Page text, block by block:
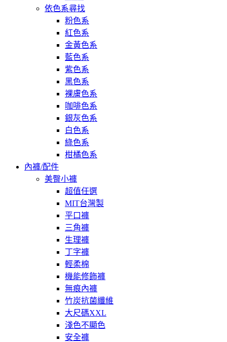
依色系尋找
粉色系
紅色系
金黃色系
藍色系
紫色系
黑色系
裸膚色系
咖啡色系
銀灰色系
白色系
綠色系
柑橘色系
內褲/配件
美臀小褲
超值任選
MIT台灣製
平口褲
三角褲
生理褲
丁字褲
輕柔棉
機能修飾褲
無痕內褲
竹炭抗菌纖維
大尺碼XXL
淺色不顯色
安全褲